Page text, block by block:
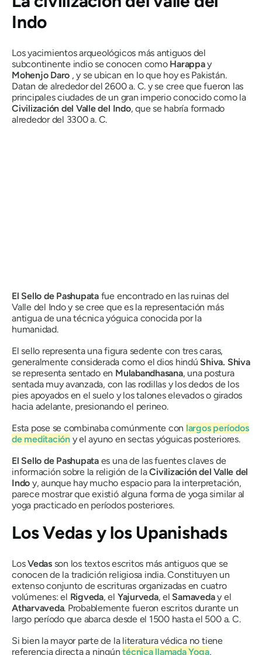
Indo
Los yacimientos arqueológicos más antiguos del
subcontinente indio se conocen como Harappay
Mohenjo Daro , y se ubican en lo que hoy es Pakistán.
Datan de alrededor del 2600 a. C. y se cree que fueron las
principales ciudades de un gran imperio conocido como la
Civilización del Valle del Indo, que se habría formado
alrededor del 3300 a. C.
El Sello de Pashupatafue encontrado en las ruinas del
Valle del Indo y se cree que es la representación más
antigua de una técnica yóguica conocida por la
humanidad.
El sello representa una figura sedente con tres caras,
generalmente considerada como el dios hindú Shiva. Shiva
se representa sentado en Mulabandhasana, una postura
sentada muy avanzada, con las rodillas y los dedos de los
pies apoyados en el suelo y los talones elevados o girados
hacia adelante, presionando el perineo.
Esta pose se combinaba comúnmente con largos períodos
de meditacióny el ayuno en sectas yóguicas posteriores.
El Sello de Pashupataes una de las fuentes claves de
información sobre la religión de laCivilización del Valle del
Indo y, aunque hay mucho espacio para la interpretación,
parece mostrar que existió alguna forma de yoga similar al
yoga practicado en períodos posteriores.
LosVedasy los Upanishads
LosVedas son los textos escritos más antiguos que se
conocen de la tradición religiosa india. Constituyen un
extenso conjunto de escrituras organizadas en cuatro
volúmenes: el Rigveda, el Yajurveda, el Samaveday el
Atharvaveda. Probablemente fueron escritos durante un
largo período que abarca desde el 1500 hasta el 500 a. C.
Si bien la mayor parte de la literatura védica no tiene
referencia directa a ningúntécnica llamadaYoga,